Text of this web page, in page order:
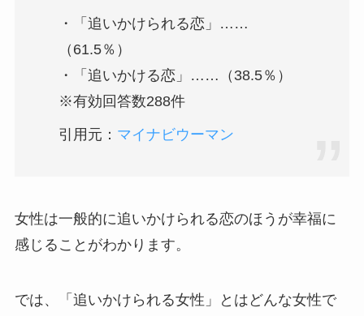
・「追いかけられる恋」……
（61.5％）
・「追いかける恋」……（38.5％）
※有効回答数288件
引用元： マイナビウーマン
女性は一般的に追いかけられる恋のほうが幸福に
感じることがわかります。
では、「追いかけられる女性」とはどんな女性で